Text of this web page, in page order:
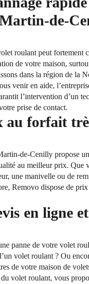
de-
roulant peut fortement
de votre maison,
dans la région de la
venir en aide,
l’intervention d’un
prise de contact.
au forfait
de-Cenilly propose
au meilleur prix. Que
une manivelle ou de
Removo dispose de
en ligne
panne de votre volet
volet roulant ? Ou
de votre maison de
volet roulant, vous